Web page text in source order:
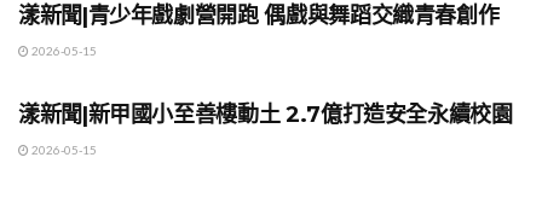
漾新聞|青少年戲劇營開跑 偶戲與舞蹈交織青春創作
2026-05-15
漾新聞|新甲國小至善樓動土 2.7億打造安全永續校園
2026-05-15